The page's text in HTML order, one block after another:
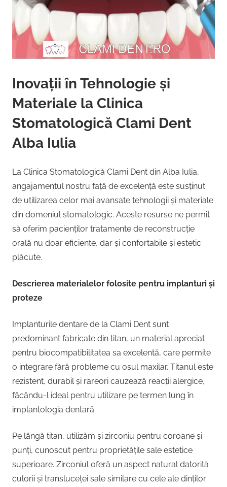
Inovații în Tehnologie și
Materiale la Clinica
Stomatologică Clami Dent
Alba Iulia
La Clinica Stomatologică Clami Dent din Alba Iulia,
angajamentul nostru față de excelență este susținut
de utilizarea celor mai avansate tehnologii și materiale
din domeniul stomatologic. Aceste resurse ne permit
să oferim pacienților tratamente de reconstrucție
orală nu doar eficiente, dar și confortabile și estetic
plăcute.
Descrierea materialelor folosite pentru implanturi și
proteze
Implanturile dentare de la Clami Dent sunt
predominant fabricate din titan, un material apreciat
pentru biocompatibilitatea sa excelentă, care permite
o integrare fără probleme cu osul maxilar. Titanul este
rezistent, durabil și rareori cauzează reacții alergice,
făcându-l ideal pentru utilizare pe termen lung în
implantologia dentară.
Pe lângă titan, utilizăm și zirconiu pentru coroane și
punți, cunoscut pentru proprietățile sale estetice
superioare. Zirconiul oferă un aspect natural datorită
culorii și transluceței sale similare cu cele ale dinților